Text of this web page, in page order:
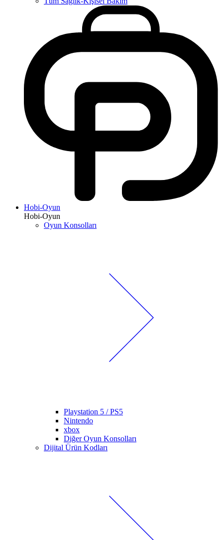
Hobi-Oyun
Hobi-Oyun
Oyun Konsolları
Playstation 5 / PS5
Nintendo
xbox
Diğer Oyun Konsolları
Dijital Ürün Kodları